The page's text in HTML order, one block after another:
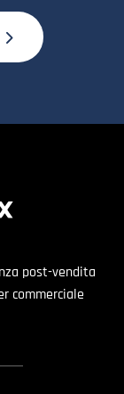
post-vendita
commerciale